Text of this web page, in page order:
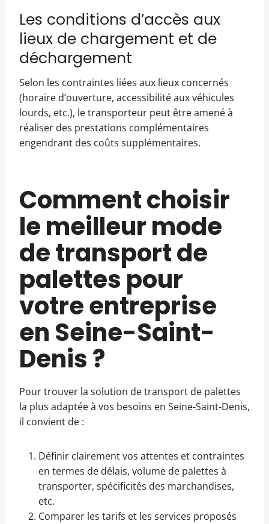
Les conditions d’accès aux
lieux de chargement et de
déchargement
Selon les contraintes liées aux lieux concernés
(horaire d’ouverture, accessibilité aux véhicules
lourds, etc.), le transporteur peut être amené à
réaliser des prestations complémentaires
engendrant des coûts supplémentaires.
Comment choisir
le meilleur mode
de transport de
palettes pour
votre entreprise
en Seine-Saint-
Denis ?
Pour trouver la solution de transport de palettes
la plus adaptée à vos besoins en Seine-Saint-Denis,
il convient de :
Définir clairement vos attentes et contraintes
en termes de délais, volume de palettes à
transporter, spécificités des marchandises,
etc.
Comparer les tarifs et les services proposés